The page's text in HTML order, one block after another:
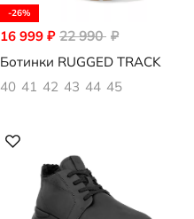
-26%
16 999 ₽ 22 990 ₽
Ботинки RUGGED TRACK
40 41 42 43 44 45